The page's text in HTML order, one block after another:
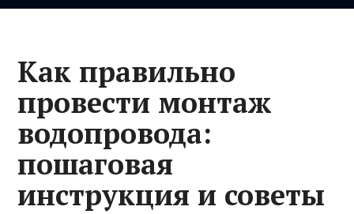
Как правильно
провести монтаж
водопровода:
пошаговая
инструкция и советы